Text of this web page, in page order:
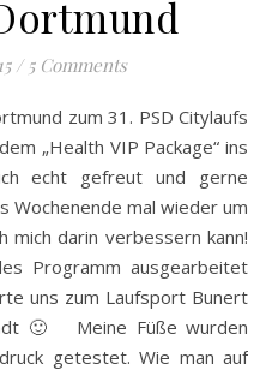
/ 5 Comments
„Health VIP Package“ ins
echt gefreut und gerne
Wochenende mal wieder um
mich darin verbessern kann!
Programm ausgearbeitet
uns zum Laufsport Bunert
🙂 Meine Füße wurden
getestet. Wie man auf